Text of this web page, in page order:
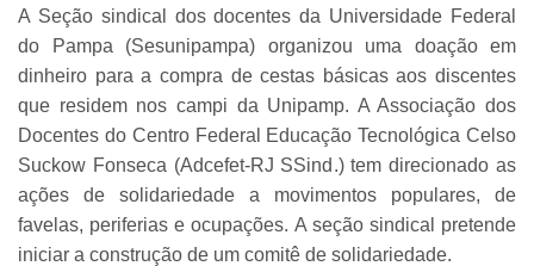
A Seção sindical dos docentes da Universidade Federal
do Pampa (Sesunipampa) organizou uma doação em
dinheiro para a compra de cestas básicas aos discentes
que residem nos campi da Unipamp. A Associação dos
Docentes do Centro Federal Educação Tecnológica Celso
Suckow Fonseca (Adcefet-RJ SSind.) tem direcionado as
ações de solidariedade a movimentos populares, de
favelas, periferias e ocupações. A seção sindical pretende
iniciar a construção de um comitê de solidariedade.